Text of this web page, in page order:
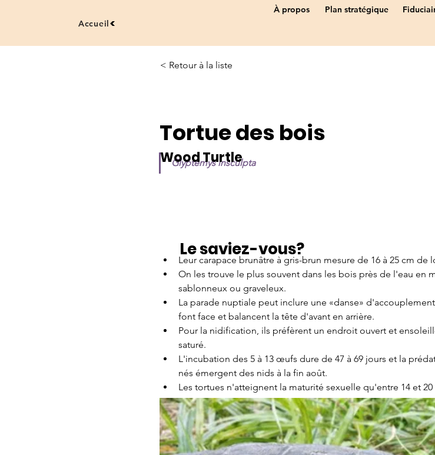
Accueil
À propos Plan stratégique
< Retour à la liste
Tortue des bois
Glyptemys insculpta
Wood Turtle
Leur carapace brunâtre à gris-brun mesure de 16 à 25 cm de
On les trouve le plus souvent dans les bois près de l'eau en
sablonneux ou graveleux.
La parade nuptiale peut inclure une «danse»
font face et balancent la tête d'avant en arrière.
Pour la nidification, ils préfèrent un endroit ouvert et
saturé.
L'incubation des 5 à 13 œufs dure de 47 à 69 jours et la
nés émergent des nids à la fin août.
Les tortues n'atteignent la maturité sexuelle qu'entre 14 et 20
Le saviez-vous?